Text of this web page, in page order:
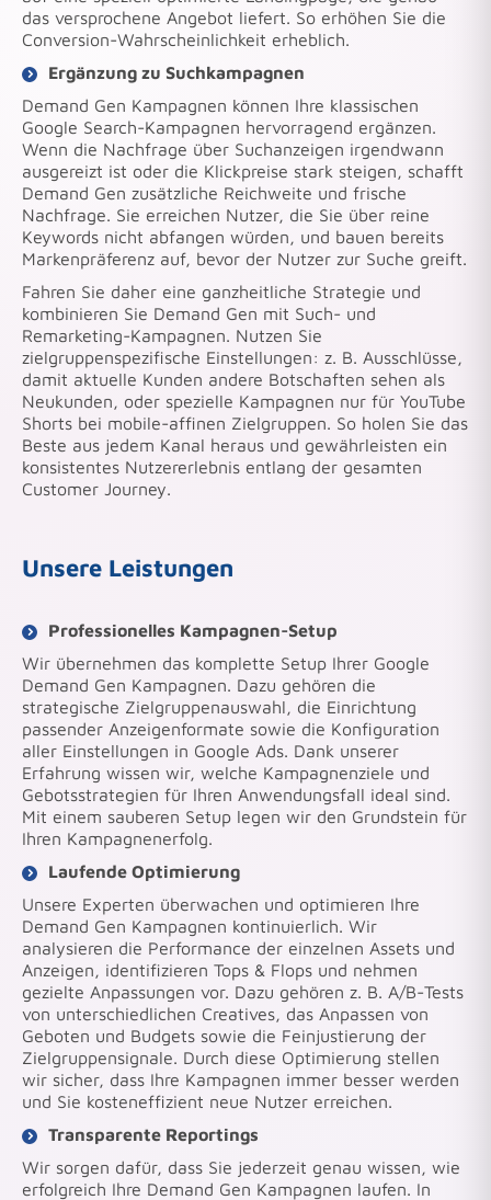
das versprochene Angebot liefert. So erhöhen Sie die
Conversion-Wahrscheinlichkeit erheblich.
Ergänzung zu Suchkampagnen
Demand Gen Kampagnen können Ihre klassischen
Google Search-Kampagnen hervorragend ergänzen.
Wenn die Nachfrage über Suchanzeigen irgendwann
ausgereizt ist oder die Klickpreise stark steigen, schafft
Demand Gen zusätzliche Reichweite und frische
Nachfrage. Sie erreichen Nutzer, die Sie über reine
Keywords nicht abfangen würden, und bauen bereits
Markenpräferenz auf, bevor der Nutzer zur Suche greift.
Fahren Sie daher eine ganzheitliche Strategie und
kombinieren Sie Demand Gen mit Such- und
Remarketing-Kampagnen. Nutzen Sie
zielgruppenspezifische Einstellungen: z. B. Ausschlüsse,
damit aktuelle Kunden andere Botschaften sehen als
Neukunden, oder spezielle Kampagnen nur für YouTube
Shorts bei mobile-affinen Zielgruppen. So holen Sie das
Beste aus jedem Kanal heraus und gewährleisten ein
konsistentes Nutzererlebnis entlang der gesamten
Customer Journey.
Unsere Leistungen
Professionelles Kampagnen-Setup
Wir übernehmen das komplette Setup Ihrer Google
Demand Gen Kampagnen. Dazu gehören die
strategische Zielgruppenauswahl, die Einrichtung
passender Anzeigenformate sowie die Konfiguration
aller Einstellungen in Google Ads. Dank unserer
Erfahrung wissen wir, welche Kampagnenziele und
Gebotsstrategien für Ihren Anwendungsfall ideal sind.
Mit einem sauberen Setup legen wir den Grundstein für
Ihren Kampagnenerfolg.
Laufende Optimierung
Unsere Experten überwachen und optimieren Ihre
Demand Gen Kampagnen kontinuierlich. Wir
analysieren die Performance der einzelnen Assets und
Anzeigen, identifizieren Tops & Flops und nehmen
gezielte Anpassungen vor. Dazu gehören z. B. A/B-Tests
von unterschiedlichen Creatives, das Anpassen von
Geboten und Budgets sowie die Feinjustierung der
Zielgruppensignale. Durch diese Optimierung stellen
wir sicher, dass Ihre Kampagnen immer besser werden
und Sie kosteneffizient neue Nutzer erreichen.
Transparente Reportings
Wir sorgen dafür, dass Sie jederzeit genau wissen, wie
erfolgreich Ihre Demand Gen Kampagnen laufen. In